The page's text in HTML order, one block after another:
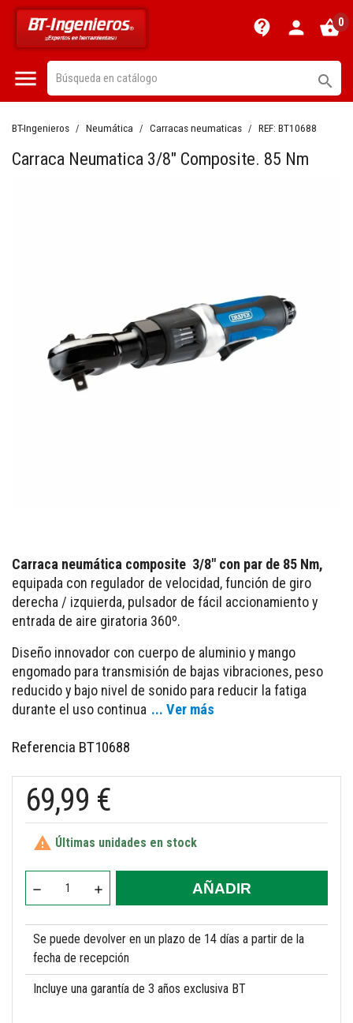
contact_support person shopping_basket0
 
BT-Ingenieros Neumática Carracas neumaticas REF: BT10688
Carraca Neumatica 3/8" Composite. 85 Nm
Carraca neumática composite 3/8" con par de 85 Nm,
equipada con regulador de velocidad, función de giro
derecha / izquierda, pulsador de fácil accionamiento y
entrada de aire giratoria 360º.
Diseño innovador con cuerpo de aluminio y mango
engomado para transmisión de bajas vibraciones, peso
reducido y bajo nivel de sonido para reducir la fatiga
durante el uso continua ... Ver más
Referencia BT10688
69,99 €
 Últimas unidades en stock
AÑADIR
Se puede devolver en un plazo de 14 días a partir de la
fecha de recepción
Incluye una garantía de 3 años exclusiva BT